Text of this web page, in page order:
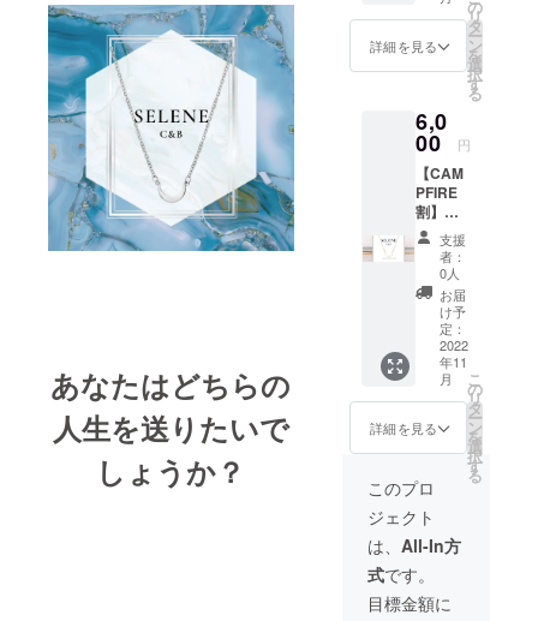
あなたはどちらの
人生を送りたいで
しょうか？
6,000円
詳細を見る
の
リ
タ
ー
ン
を
選
択
す
る
6,0
00 円
【CAM
PFIRE
割】
ゴール
ドネッ
クレス
※送料込
みの価
格で
す。 一
般販売
価格：
6,500円
支援
者：
0人
お届
け予
定：
2022
年11
月
詳細を見る
こ
の
リ
タ
ー
ン
を
選
択
す
る
このプロ
ジェクト
は、 All-In方
式です。
目標金額に